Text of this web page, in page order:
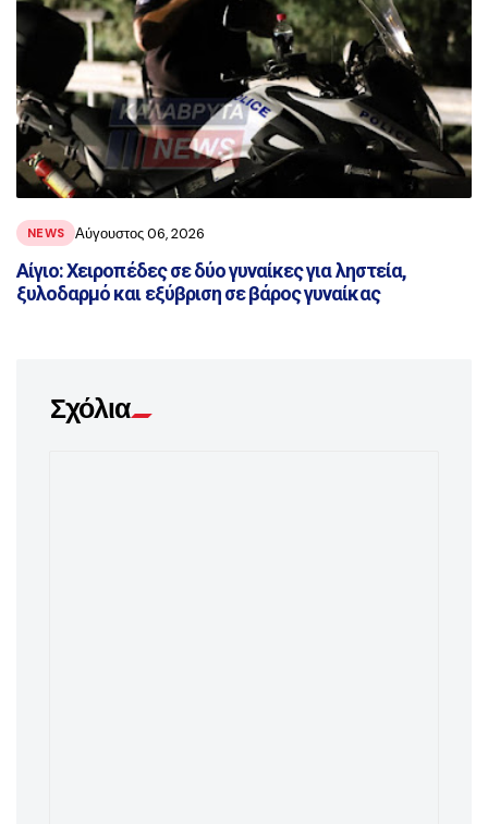
NEWS Αύγουστος 06, 2026
Αίγιο: Χειροπέδες σε δύο γυναίκες για ληστεία,
ξυλοδαρμό και εξύβριση σε βάρος γυναίκας
Σχόλια